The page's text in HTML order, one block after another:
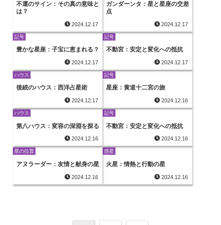
不運のサイン：その真の意味と
は？
2024.12.17
ガンダーンタ：星と星座の交差
点
2024.12.17
記号
豊かな星座：子宝に恵まれる？
2024.12.17
記号
不動宮：安定と変化への抵抗
2024.12.17
ハウス
後続のハウス：西洋占星術
2024.12.17
記号
星座：黄道十二宮の旅
2024.12.16
ハウス
第八ハウス：変容の深淵を探る
2024.12.16
記号
不動宮：安定と変化への抵抗
2024.12.16
星の位置
アヌラーダー：友情と献身の星
2024.12.16
惑星
火星：情熱と行動の星
2024.12.16